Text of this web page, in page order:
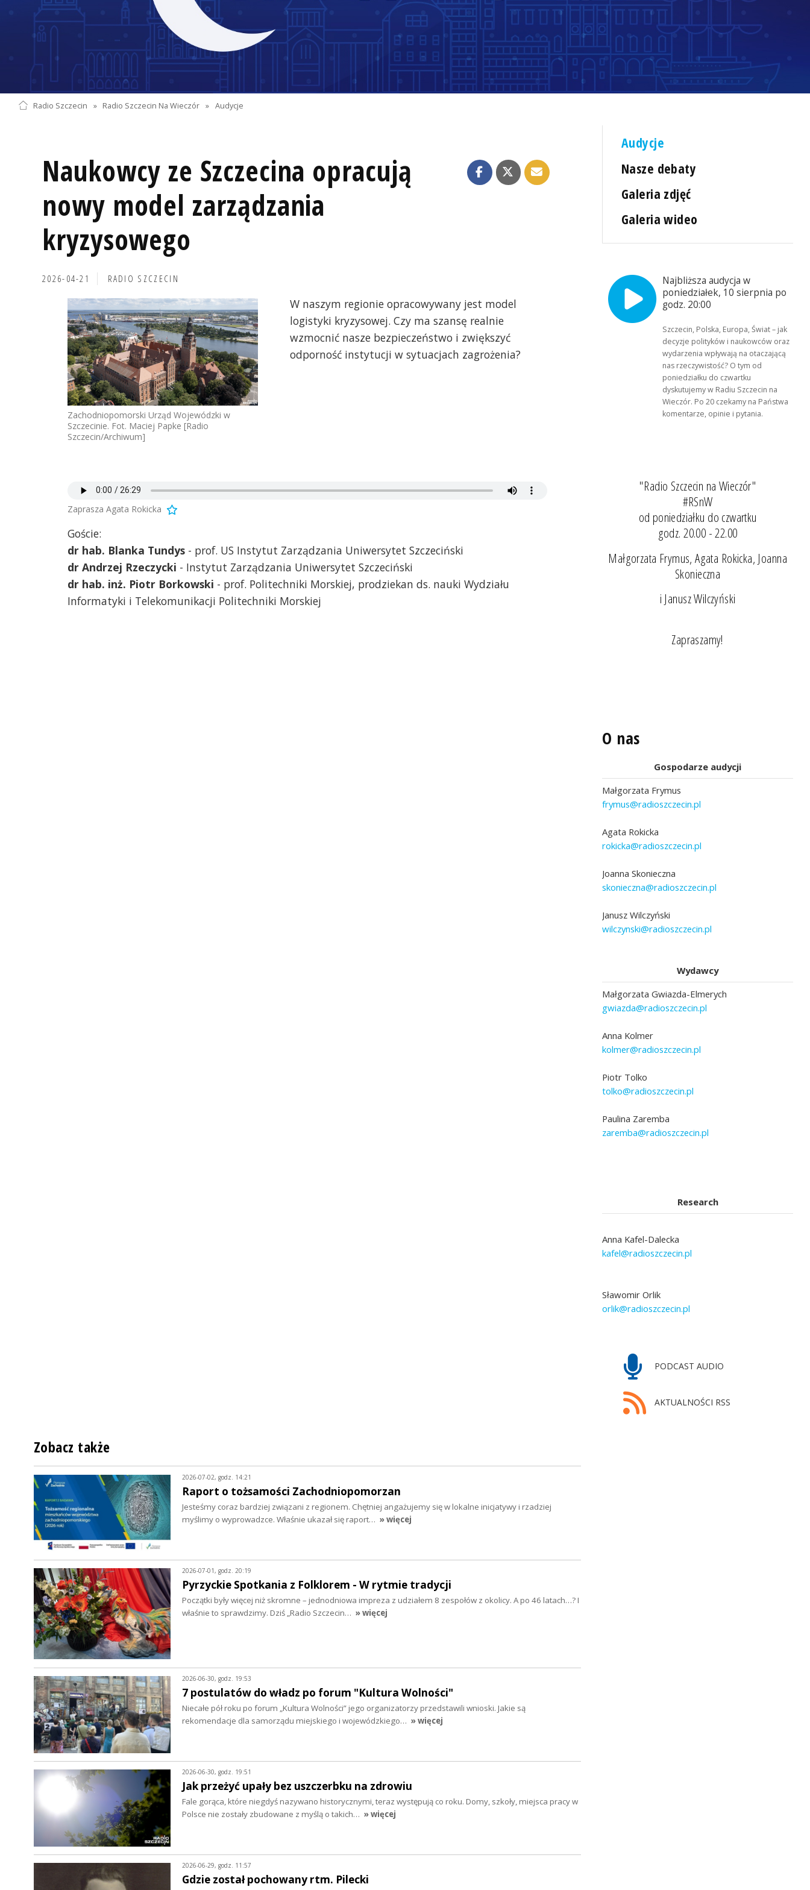
Radio Szczecin » Radio Szczecin Na Wieczór » Audycje
Naukowcy ze Szczecina opracują
nowy model zarządzania
kryzysowego
2026-04-21 RADIO SZCZECIN
Zachodniopomorski Urząd Wojewódzki w
Szczecinie. Fot. Maciej Papke [Radio
Szczecin/Archiwum]
W naszym regionie opracowywany jest model
logistyki kryzysowej. Czy ma szansę realnie
wzmocnić nasze bezpieczeństwo i zwiększyć
odporność instytucji w sytuacjach zagrożenia?
Zaprasza Agata Rokicka
Goście:
dr hab. Blanka Tundys - prof. US Instytut Zarządzania Uniwersytet Szczeciński
dr Andrzej Rzeczycki - Instytut Zarządzania Uniwersytet Szczeciński
dr hab. inż. Piotr Borkowski - prof. Politechniki Morskiej, prodziekan ds. nauki Wydziału
Informatyki i Telekomunikacji Politechniki Morskiej
Audycje
Nasze debaty
Galeria zdjęć
Galeria wideo
Najbliższa audycja w
poniedziałek, 10 sierpnia po
godz. 20:00
Szczecin, Polska, Europa, Świat – jak
decyzje polityków i naukowców oraz
wydarzenia wpływają na otaczającą
nas rzeczywistość? O tym od
poniedziałku do czwartku
dyskutujemy w Radiu Szczecin na
Wieczór. Po 20 czekamy na Państwa
komentarze, opinie i pytania.
"Radio Szczecin na Wieczór"
#RSnW
od poniedziałku do czwartku
godz. 20.00 - 22.00
Małgorzata Frymus, Agata Rokicka, Joanna
Skonieczna
i Janusz Wilczyński
Zapraszamy!
O nas
Gospodarze audycji
Małgorzata Frymus
frymus@radioszczecin.pl
Agata Rokicka
rokicka@radioszczecin.pl
Joanna Skonieczna
skonieczna@radioszczecin.pl
Janusz Wilczyński
wilczynski@radioszczecin.pl
Wydawcy
Małgorzata Gwiazda-Elmerych
gwiazda@radioszczecin.pl
Anna Kolmer
kolmer@radioszczecin.pl
Piotr Tolko
tolko@radioszczecin.pl
Paulina Zaremba
zaremba@radioszczecin.pl
Research
Anna Kafel-Dalecka
kafel@radioszczecin.pl
Sławomir Orlik
orlik@radioszczecin.pl
PODCAST AUDIO
AKTUALNOŚCI RSS
Zobacz także
2026-07-02, godz. 14:21
Raport o tożsamości Zachodniopomorzan
Jesteśmy coraz bardziej związani z regionem. Chętniej angażujemy się w lokalne inicjatywy i rzadziej
myślimy o wyprowadzce. Właśnie ukazał się raport… » więcej
2026-07-01, godz. 20:19
Pyrzyckie Spotkania z Folklorem - W rytmie tradycji
Początki były więcej niż skromne – jednodniowa impreza z udziałem 8 zespołów z okolicy. A po 46 latach…? I
właśnie to sprawdzimy. Dziś „Radio Szczecin… » więcej
2026-06-30, godz. 19:53
7 postulatów do władz po forum "Kultura Wolności"
Niecałe pół roku po forum „Kultura Wolności” jego organizatorzy przedstawili wnioski. Jakie są
rekomendacje dla samorządu miejskiego i wojewódzkiego… » więcej
2026-06-30, godz. 19:51
Jak przeżyć upały bez uszczerbku na zdrowiu
Fale gorąca, które niegdyś nazywano historycznymi, teraz występują co roku. Domy, szkoły, miejsca pracy w
Polsce nie zostały zbudowane z myślą o takich… » więcej
2026-06-29, godz. 11:57
Gdzie został pochowany rtm. Pilecki